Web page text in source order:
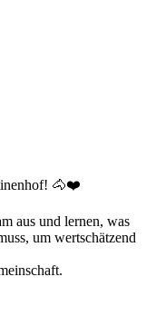
🐴❤️
aus und lernen, was
um wertschätzend